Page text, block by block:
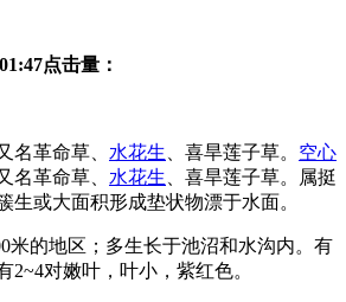
点击量：
名革命草、 水花生 、喜旱莲子草。 空心
名革命草、 水花生 、喜旱莲子草。属挺
生或大面积形成垫状物漂于水面。
米的地区；多生长于池沼和水沟内。有
2~4对嫩叶，叶小，紫红色。